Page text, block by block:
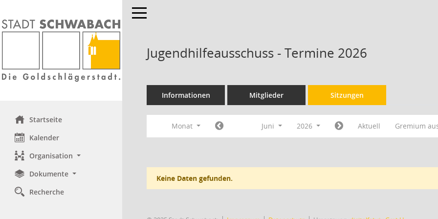
Startseite
Kalender
Organisation
Dokumente
Recherche
Toggle navigation
Jugendhilfeausschuss - Termine 2026
Informationen Mitglieder Sitzungen
Monat Juni 2026 Aktuell Gremium
Keine Daten gefunden.